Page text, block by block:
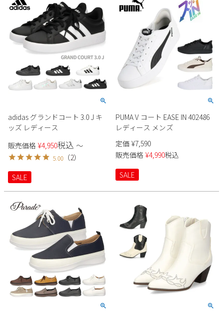
adidas グランドコート 3.0 J キ
ッズ レディース
販売価格 ¥4,950税込 〜
5.00 （2）
SALE
PUMA V コート EASE IN 402486
レディース メンズ
定価 ¥7,590
販売価格 ¥4,990税込
SALE